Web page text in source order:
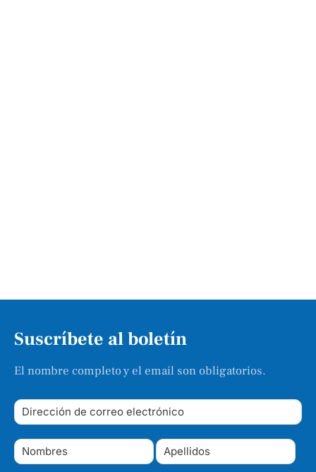
Suscríbete al boletín
El nombre completo y el email son obligatorios.